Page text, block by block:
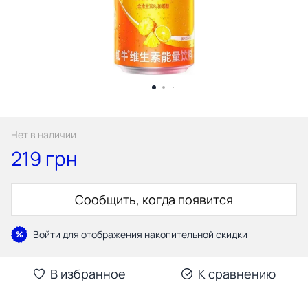
Нет в наличии
219 грн
Сообщить, когда появится
% Войти для отображения накопительной скидки
В избранное К сравнению